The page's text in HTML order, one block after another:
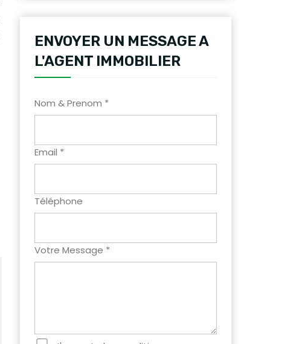
ENVOYER UN MESSAGE A
L'AGENT IMMOBILIER
Nom & Prenom *
Email *
Téléphone
Votre Message *